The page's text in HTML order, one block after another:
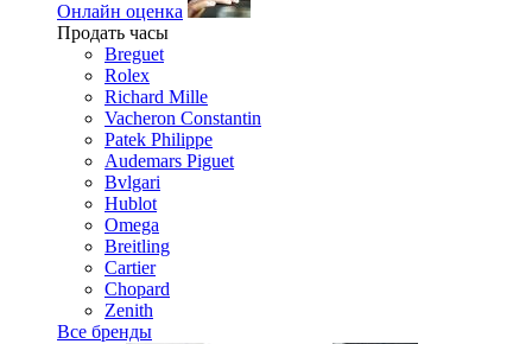
Онлайн оценка
Продать часы
Breguet
Rolex
Richard Mille
Vacheron Constantin
Patek Philippe
Audemars Piguet
Bvlgari
Hublot
Omega
Breitling
Cartier
Chopard
Zenith
Все бренды